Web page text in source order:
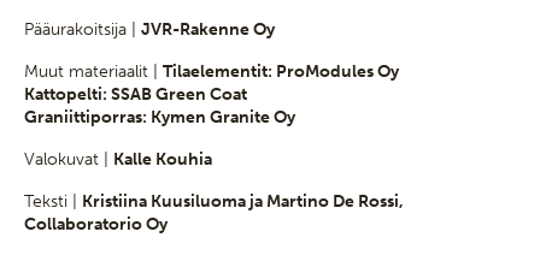
Pääurakoitsija | JVR-Rakenne Oy
Muut materiaalit | Tilaelementit: ProModules Oy
Kattopelti: SSAB Green Coat
Graniittiporras: Kymen Granite Oy
Valokuvat | Kalle Kouhia
Teksti | Kristiina Kuusiluoma ja Martino De Rossi,
Collaboratorio Oy